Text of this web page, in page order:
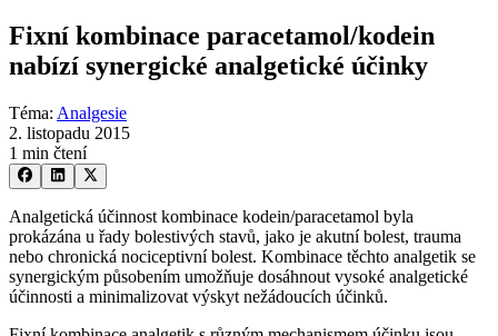
Fixní kombinace paracetamol/kodein
nabízí synergické analgetické účinky
Téma: Analgesie
2. listopadu 2015
1 min čtení
Analgetická účinnost kombinace kodein/paracetamol byla
prokázána u řady bolestivých stavů, jako je akutní bolest, trauma
nebo chronická nociceptivní bolest. Kombinace těchto analgetik se
synergickým působením umožňuje dosáhnout vysoké analgetické
účinnosti a minimalizovat výskyt nežádoucích účinků.